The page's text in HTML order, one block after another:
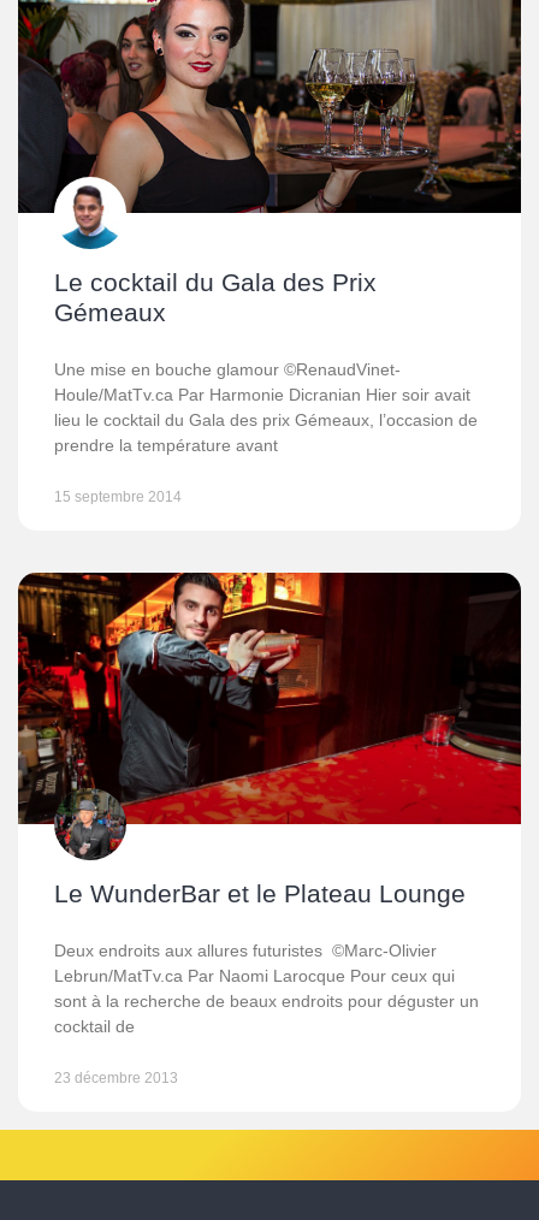
Le cocktail du Gala des Prix
Gémeaux
Une mise en bouche glamour ©RenaudVinet-
Houle/MatTv.ca Par Harmonie Dicranian Hier soir avait
lieu le cocktail du Gala des prix Gémeaux, l’occasion de
prendre la température avant
15 septembre 2014
Le WunderBar et le Plateau Lounge
Deux endroits aux allures futuristes ©Marc-Olivier
Lebrun/MatTv.ca Par Naomi Larocque Pour ceux qui
sont à la recherche de beaux endroits pour déguster un
cocktail de
23 décembre 2013